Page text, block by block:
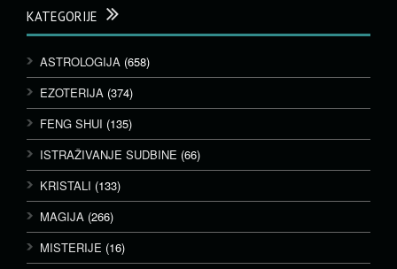
KATEGORIJE
ASTROLOGIJA (658)
EZOTERIJA (374)
FENG SHUI (135)
ISTRAŽIVANJE SUDBINE (66)
KRISTALI (133)
MAGIJA (266)
MISTERIJE (16)